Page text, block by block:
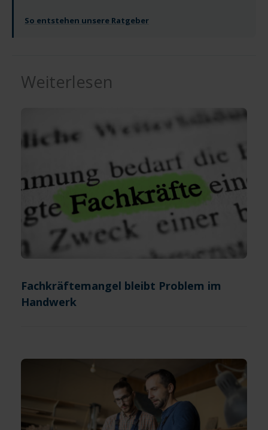
So entstehen unsere Ratgeber
Weiterlesen
Fachkräftemangel bleibt Problem im
Handwerk